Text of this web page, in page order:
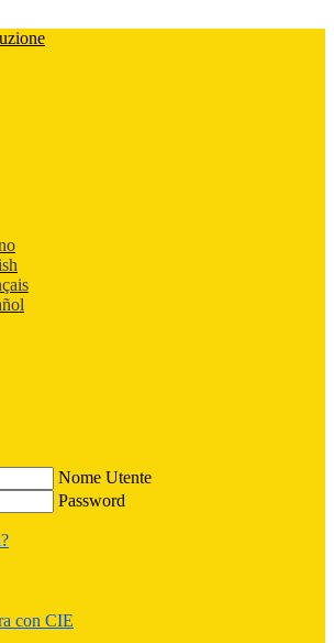
Nome Utente
Password
con CIE